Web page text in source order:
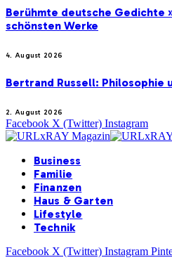
Berühmte deutsche Gedichte
schönsten Werke
4. August 2026
Bertrand Russell: Philosophie
2. August 2026
Facebook X (Twitter) Instagram
Business
Familie
Finanzen
Haus & Garten
Lifestyle
Technik
Facebook X (Twitter) Instagram